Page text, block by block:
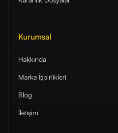
Kurumsal
Hakkında
Marka İşbirlikleri
Blog
İletişim